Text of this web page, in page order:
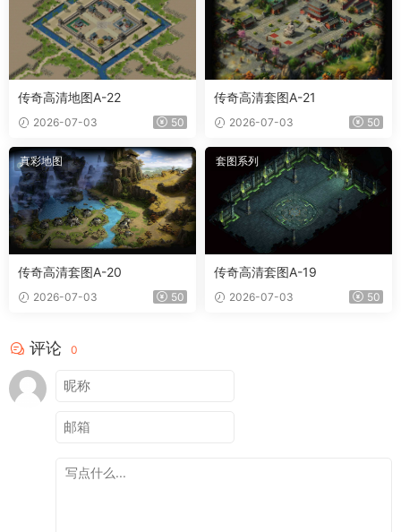
传奇高清地图A-22
2026-07-03 50
传奇高清套图A-21
2026-07-03 50
真彩地图
传奇高清套图A-20
2026-07-03 50
套图系列
传奇高清套图A-19
2026-07-03 50
评论 0